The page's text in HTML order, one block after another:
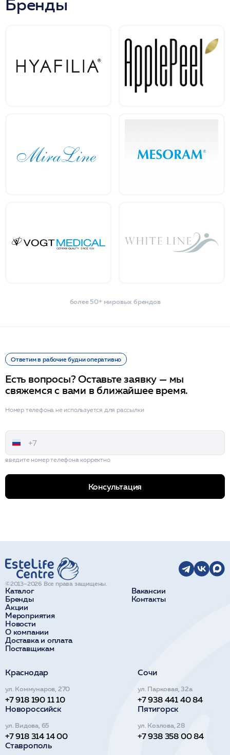
Бренды
более 50+ мировых брендов
Ответим в рабочие будни оперативно
Есть вопросы? Оставьте заявку — мы
свяжемся с вами в ближайшее время.
Номер телефона не используется для рассылки
введите номер телефона корректно
Консультация
Каталог
Бренды
Акции
Мероприятия
Новости
О компании
Доставка и оплата
Поставщикам
Вакансии
Контакты
©2013–2026 Все права защищены.
Краснодар
ул. Коммунаров, 270
+7 918 190 11 10
Сочи
ул. Парковая, 32а
+7 938 441 40 84
Новороссийск
ул. Видова, 65
+7 918 314 14 00
Пятигорск
ул. Козлова, 28
+7 938 358 00 84
Ставрополь